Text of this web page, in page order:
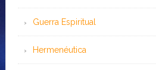
Guerra Espiritual
Hermenéutica